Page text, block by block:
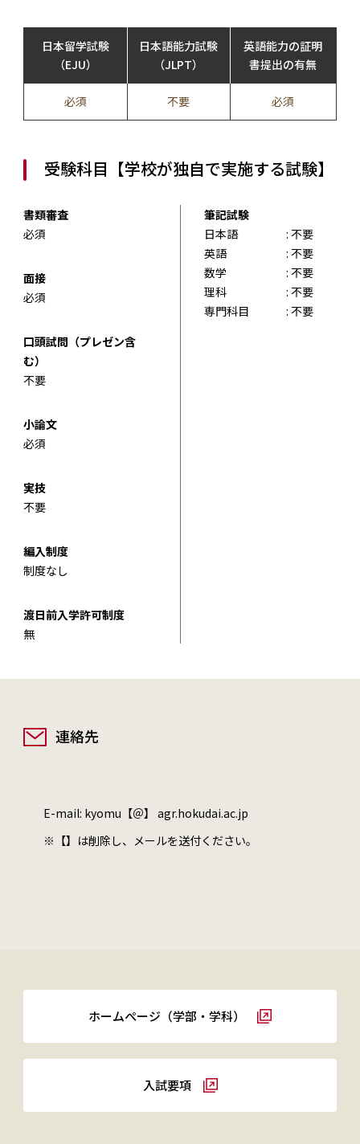
日本留学試験
（EJU）
日本語能力試験
（JLPT）
英語能力の証明
書提出の有無
必須 不要 必須
受験科目【学校が独自で実施する試験】
書類審査
必須
面接
必須
口頭試問（プレゼン含
む）
不要
小論文
必須
実技
不要
編入制度
制度なし
渡日前入学許可制度
無
筆記試験
日本語
: 不要
英語
: 不要
数学
: 不要
理科
: 不要
専門科目
: 不要
連絡先
E-mail: kyomu【＠】 agr.hokudai.ac.jp
※【】は削除し、メールを送付ください。
ホームぺージ（学部・学科）
入試要項